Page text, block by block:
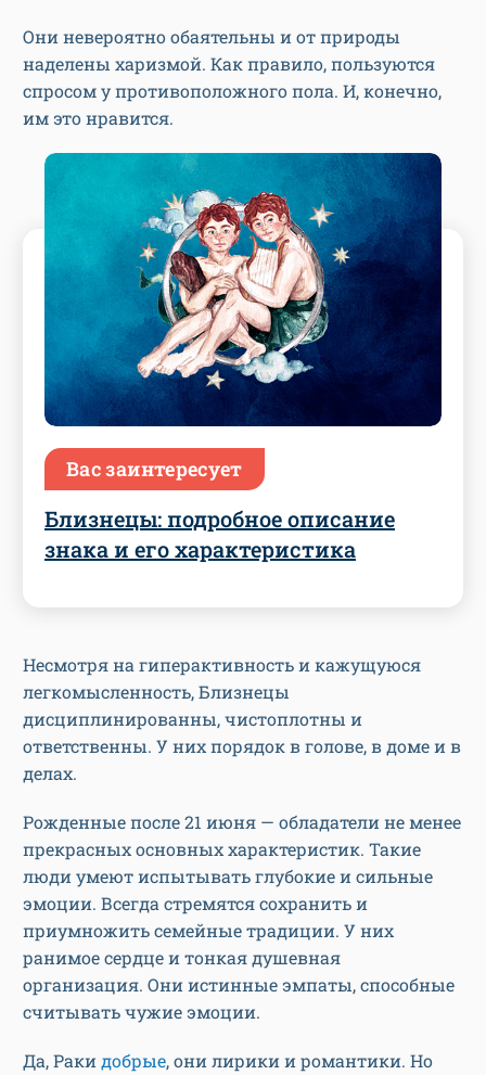
Они невероятно обаятельны и от природы
наделены харизмой. Как правило, пользуются
спросом у противоположного пола. И, конечно,
им это нравится.
Вас заинтересует
Близнецы: подробное описание
знака и его характеристика
Несмотря на гиперактивность и кажущуюся
легкомысленность, Близнецы
дисциплинированны, чистоплотны и
ответственны. У них порядок в голове, в доме и в
делах.
Рожденные после 21 июня — обладатели не менее
прекрасных основных характеристик. Такие
люди умеют испытывать глубокие и сильные
эмоции. Всегда стремятся сохранить и
приумножить семейные традиции. У них
ранимое сердце и тонкая душевная
организация. Они истинные эмпаты, способные
считывать чужие эмоции.
Да, Раки добрые, они лирики и романтики. Но